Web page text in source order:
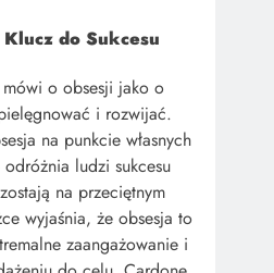
do Sukcesu
o obsesji jako o
i rozwijać.
na punkcie własnych
ludzi sukcesu
na przeciętnym
wyjaśnia, że obsesja to
zaangażowanie i